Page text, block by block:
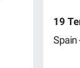
19
Spain